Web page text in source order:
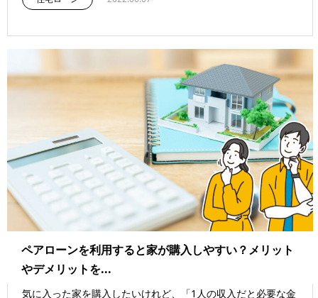
ペアローンを利用すると家が購入しやすい？メリット
やデメリットを...
気に入った家を購入したいけれど、「1人の収入だと必要な金